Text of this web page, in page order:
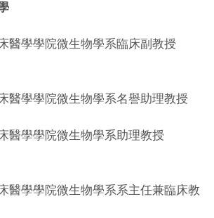
醫學學院微生物學系臨床副教授
醫學學院微生物學系名譽助理教授
醫學學院微生物學系助理教授
醫學學院微生物學系系主任兼臨床教